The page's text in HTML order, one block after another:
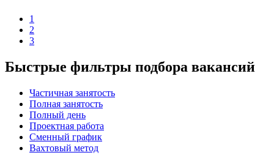
1
2
3
Быстрые фильтры подбора вакансий
Частичная занятость
Полная занятость
Полный день
Проектная работа
Сменный график
Вахтовый метод